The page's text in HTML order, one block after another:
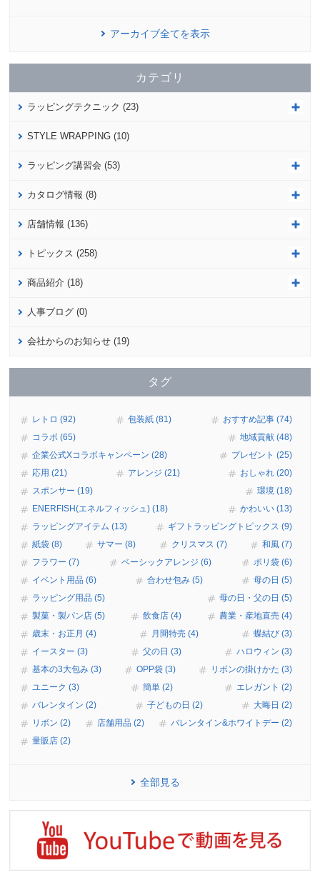
アーカイブ全てを表示
カテゴリ
ラッピングテクニック (23)
STYLE WRAPPING (10)
ラッピング講習会 (53)
カタログ情報 (8)
店舗情報 (136)
トピックス (258)
商品紹介 (18)
人事ブログ (0)
会社からのお知らせ (19)
タグ
レトロ (92) 包装紙 (81)
おすすめ記事 (74)
コラボ (65)
地域貢献 (48)
企業公式Xコラボキャンペーン (28)
プレゼント (25)
応用 (21)
アレンジ (21)
おしゃれ (20)
スポンサー (19)
環境 (18)
ENERFISH(エネルフィッシュ) (18)
かわいい (13)
ラッピングアイテム (13)
ギフトラッピングトピックス (9)
紙袋 (8)
サマー (8) クリスマス (7)
和風 (7)
フラワー (7)
ベーシックアレンジ (6)
ポリ袋 (6)
イベント用品 (6)
合わせ包み (5)
母の日 (5)
ラッピング用品 (5)
母の日・父の日 (5)
製菓・製パン店 (5)
飲食店 (4)
農業・産地直売 (4)
歳末・お正月 (4)
月間特売 (4)
蝶結び (3)
イースター (3)
父の日 (3)
ハロウィン (3)
基本の3大包み (3)
OPP袋 (3)
リボンの掛けかた (3)
ユニーク (3)
簡単 (2)
エレガント (2)
バレンタイン (2)
子どもの日 (2)
大晦日 (2)
リボン (2)
店舗用品 (2)
バレンタイン&ホワイトデー (2)
量販店 (2)
全部見る